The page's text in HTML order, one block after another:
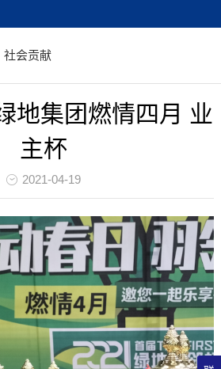
社会贡献
地集团燃情四月 业
主杯
2021-04-19